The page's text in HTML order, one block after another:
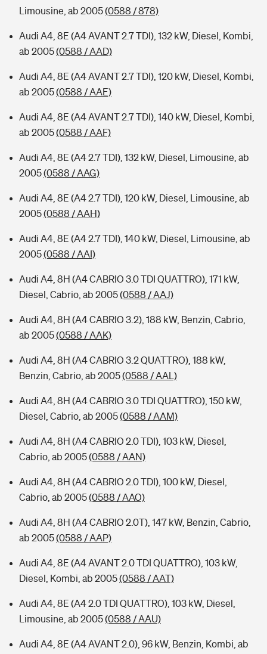
Limousine, ab 2005(0588 / 878)
Audi A4, 8E (A4 AVANT 2.7 TDI), 132 kW, Diesel, Kombi,
ab 2005(0588 / AAD)
Audi A4, 8E (A4 AVANT 2.7 TDI), 120 kW, Diesel, Kombi,
ab 2005(0588 / AAE)
Audi A4, 8E (A4 AVANT 2.7 TDI), 140 kW, Diesel, Kombi,
ab 2005(0588 / AAF)
Audi A4, 8E (A4 2.7 TDI), 132 kW, Diesel, Limousine, ab
2005(0588 / AAG)
Audi A4, 8E (A4 2.7 TDI), 120 kW, Diesel, Limousine, ab
2005(0588 / AAH)
Audi A4, 8E (A4 2.7 TDI), 140 kW, Diesel, Limousine, ab
2005(0588 / AAI)
Audi A4, 8H (A4 CABRIO 3.0 TDI QUATTRO), 171 kW,
Diesel, Cabrio, ab 2005(0588 / AAJ)
Audi A4, 8H (A4 CABRIO 3.2), 188 kW, Benzin, Cabrio,
ab 2005(0588 / AAK)
Audi A4, 8H (A4 CABRIO 3.2 QUATTRO), 188 kW,
Benzin, Cabrio, ab 2005(0588 / AAL)
Audi A4, 8H (A4 CABRIO 3.0 TDI QUATTRO), 150 kW,
Diesel, Cabrio, ab 2005(0588 / AAM)
Audi A4, 8H (A4 CABRIO 2.0 TDI), 103 kW, Diesel,
Cabrio, ab 2005(0588 / AAN)
Audi A4, 8H (A4 CABRIO 2.0 TDI), 100 kW, Diesel,
Cabrio, ab 2005(0588 / AAO)
Audi A4, 8H (A4 CABRIO 2.0T), 147 kW, Benzin, Cabrio,
ab 2005(0588 / AAP)
Audi A4, 8E (A4 AVANT 2.0 TDI QUATTRO), 103 kW,
Diesel, Kombi, ab 2005(0588 / AAT)
Audi A4, 8E (A4 2.0 TDI QUATTRO), 103 kW, Diesel,
Limousine, ab 2005(0588 / AAU)
Audi A4, 8E (A4 AVANT 2.0), 96 kW, Benzin, Kombi, ab